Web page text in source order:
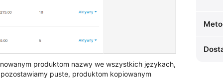
produktom nazwy we wszystkich językach,
puste, produktom kopiowanym